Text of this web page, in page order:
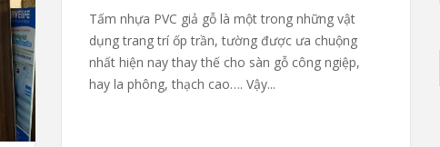
Tấm nhựa PVC giả gỗ là một trong những vật
dụng trang trí ốp trần, tường được ưa chuộng
nhất hiện nay thay thế cho sàn gỗ công ngiệp,
hay la phông, thạch cao…. Vậy...